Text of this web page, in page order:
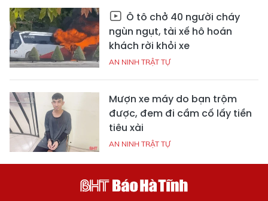
Ô tô chở 40 người cháy
ngùn ngụt, tài xế hô hoán
khách rời khỏi xe
AN NINH TRẬT TỰ
Mượn xe máy do bạn trộm
được, đem đi cầm cố lấy tiền
tiêu xài
AN NINH TRẬT TỰ